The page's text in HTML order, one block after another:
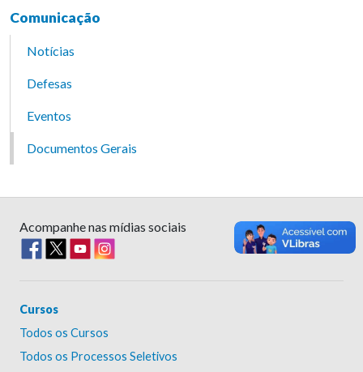
Comunicação
Notícias
Defesas
Eventos
Documentos Gerais
Acompanhe nas mídias sociais
Cursos
Todos os Cursos
Todos os Processos Seletivos